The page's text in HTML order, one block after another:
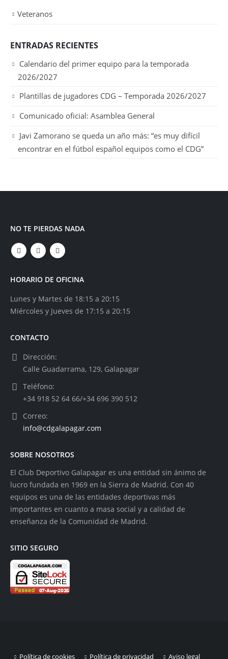
Veteranos
ENTRADAS RECIENTES
Calendario del primer equipo para la temporada
2026/2027
Plantillas de jugadores CDG – Temporada 2026/2027
Comunicado oficial: Asamblea General
Javi Zamorano se queda un año más: “es muy difícil
encontrar en el fútbol español equipos como el CDG”
NO TE PIERDAS NADA
HORARIO DE OFICINA
Lunes y Martes de 18:15 a 20:15
Miércoles y Jueves de 17:15 a 20:15
CONTACTO
Dirección:
Calle Guadarrama, 129, Galapagar
Teléfono:
+34 918 52 64 66/+34 696 390 512
Correo:
info@cdgalapagar.com
SOBRE NOSOTROS
El Club Deportivo Galapagar es una entidad sin ánimo de
lucro fundada en 1969 en la Sierra de Madrid. Con 40
equipos es una de las entidades deportivas más
importantes en cuanto a masa social y a calidad de
enseñanza de la Comunidad de Madrid.
SITIO SEGURO
Política de cookies Política de privacidad Aviso legal